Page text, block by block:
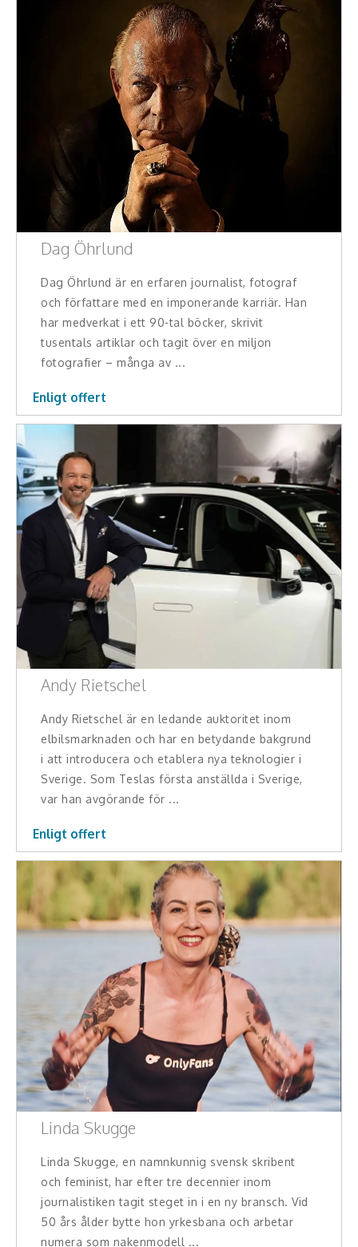
Dag Öhrlund
Dag Öhrlund är en erfaren journalist, fotograf
och författare med en imponerande karriär. Han
har medverkat i ett 90-tal böcker, skrivit
tusentals artiklar och tagit över en miljon
fotografier – många av ...
Enligt offert
Andy Rietschel
Andy Rietschel är en ledande auktoritet inom
elbilsmarknaden och har en betydande bakgrund
i att introducera och etablera nya teknologier i
Sverige. Som Teslas första anställda i Sverige,
var han avgörande för ...
Enligt offert
Linda Skugge
Linda Skugge, en namnkunnig svensk skribent
och feminist, har efter tre decennier inom
journalistiken tagit steget in i en ny bransch. Vid
50 års ålder bytte hon yrkesbana och arbetar
numera som nakenmodell ...